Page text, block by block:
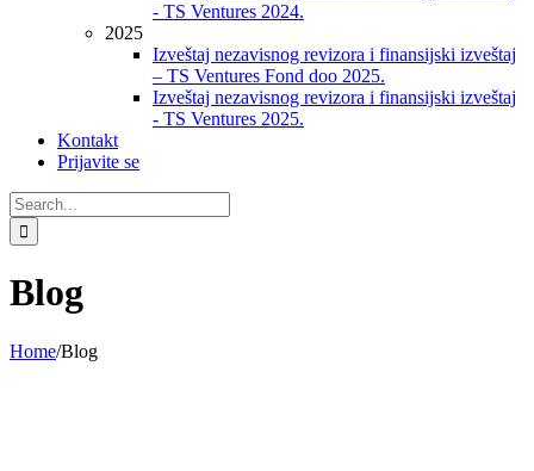
- TS Ventures 2024.
2025
Izveštaj nezavisnog revizora i finansijski izveštaj
– TS Ventures Fond doo 2025.
Izveštaj nezavisnog revizora i finansijski izveštaj
- TS Ventures 2025.
Kontakt
Prijavite se
Search
for:
Blog
Home/Blog